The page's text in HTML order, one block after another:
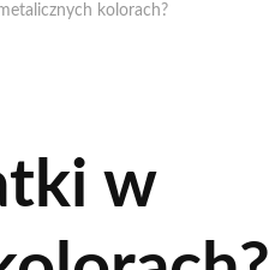
kolorach?
w